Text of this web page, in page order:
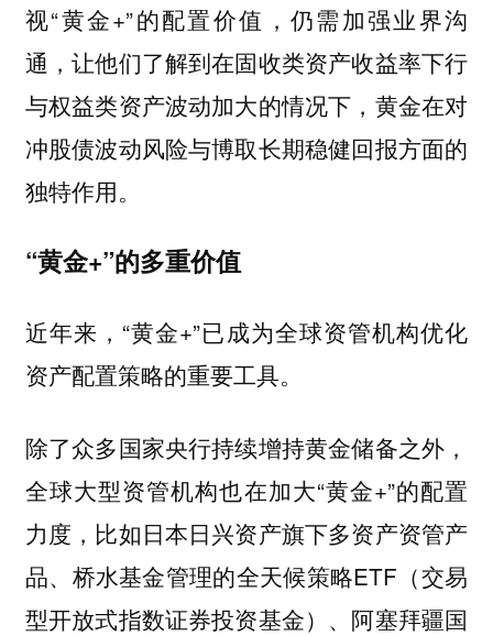
视“黄金+”的配置价值，仍需加强业界沟
通，让他们了解到在固收类资产收益率下行
与权益类资产波动加大的情况下，黄金在对
冲股债波动风险与博取长期稳健回报方面的
独特作用。
“黄金+”的多重价值
近年来，“黄金+”已成为全球资管机构优化
资产配置策略的重要工具。
除了众多国家央行持续增持黄金储备之外，
全球大型资管机构也在加大“黄金+”的配置
力度，比如日本日兴资产旗下多资产资管产
品、桥水基金管理的全天候策略ETF（交易
型开放式指数证券投资基金）、阿塞拜疆国